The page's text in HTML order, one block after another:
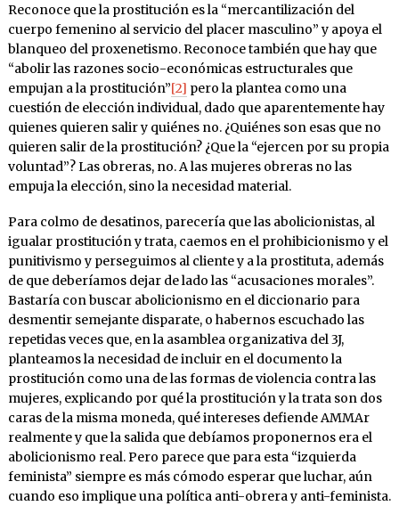
Reconoce que la prostitución es la “mercantilización del
cuerpo femenino al servicio del placer masculino” y apoya el
blanqueo del proxenetismo. Reconoce también que hay que
“abolir las razones socio-económicas estructurales que
empujan a la prostitución”[2] pero la plantea como una
cuestión de elección individual, dado que aparentemente hay
quienes quieren salir y quiénes no. ¿Quiénes son esas que no
quieren salir de la prostitución? ¿Que la “ejercen por su propia
voluntad”? Las obreras, no. A las mujeres obreras no las
empuja la elección, sino la necesidad material.
Para colmo de desatinos, parecería que las abolicionistas, al
igualar prostitución y trata, caemos en el prohibicionismo y el
punitivismo y perseguimos al cliente y a la prostituta, además
de que deberíamos dejar de lado las “acusaciones morales”.
Bastaría con buscar abolicionismo en el diccionario para
desmentir semejante disparate, o habernos escuchado las
repetidas veces que, en la asamblea organizativa del 3J,
planteamos la necesidad de incluir en el documento la
prostitución como una de las formas de violencia contra las
mujeres, explicando por qué la prostitución y la trata son dos
caras de la misma moneda, qué intereses defiende AMMAr
realmente y que la salida que debíamos proponernos era el
abolicionismo real. Pero parece que para esta “izquierda
feminista” siempre es más cómodo esperar que luchar, aún
cuando eso implique una política anti-obrera y anti-feminista.